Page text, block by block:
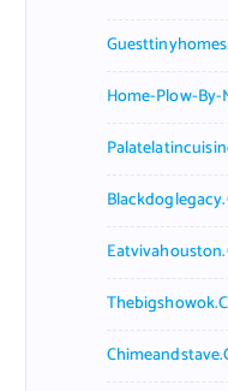
Home-Plow-